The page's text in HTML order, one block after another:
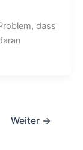
dass
Weiter →